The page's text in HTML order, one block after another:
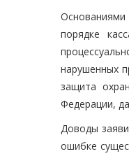
порядке
нарушенных
защита
Федерации,
Доводы
ошибке